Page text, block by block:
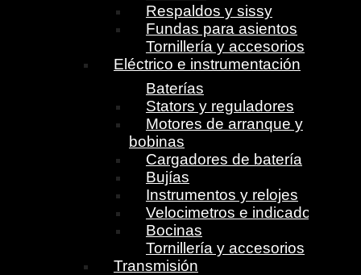
Respaldos y sissy
Fundas para asientos
Tornillería y accesorios
Eléctrico e instrumentación
Baterías
Stators y reguladores
Motores de arranque y
bobinas
Cargadores de batería
Bujías
Instrumentos y relojes
Velocimetros e indicadores
Bocinas
Tornillería y accesorios
Transmisión